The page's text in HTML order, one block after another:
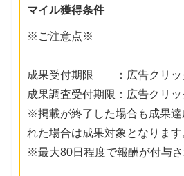
マイル獲得条件
※ご注意点※
成果受付期限 ：広告クリッ
成果調査受付期限：広告クリ
※掲載が終了した場合も成果達
れた場合は成果対象となります
※最大80日程度で報酬が付与さ